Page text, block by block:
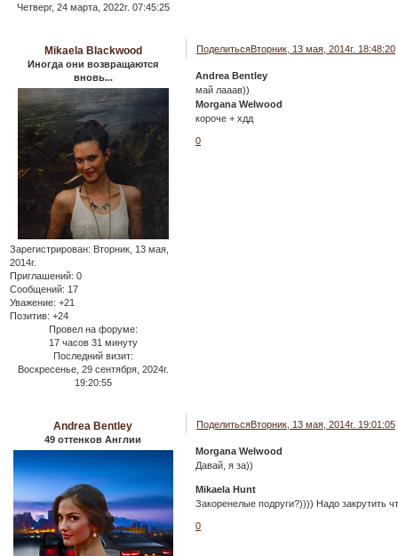
Четверг, 24 марта, 2022г. 07:45:25
ПоделитьсяВторник, 13 мая, 2014г. 18:48:20
Mikaela Blackwood
Иногда они возвращаются
вновь...
Зарегистрирован: Вторник, 13 мая,
2014г.
Приглашений: 0
Сообщений: 17
Уважение: +21
Позитив: +24
Провел на форуме:
17 часов 31 минуту
Последний визит:
Воскресенье, 29 сентября, 2024г.
19:20:55
Andrea Bentley
май лааав))
Morgana Welwood
короче + хдд
0
ПоделитьсяВторник, 13 мая, 2014г. 19:01:05
Andrea Bentley
49 оттенков Англии
Morgana Welwood
Давай, я за))
Mikaela Hunt
Закоренелые подруги?)))) Надо закрутить
0